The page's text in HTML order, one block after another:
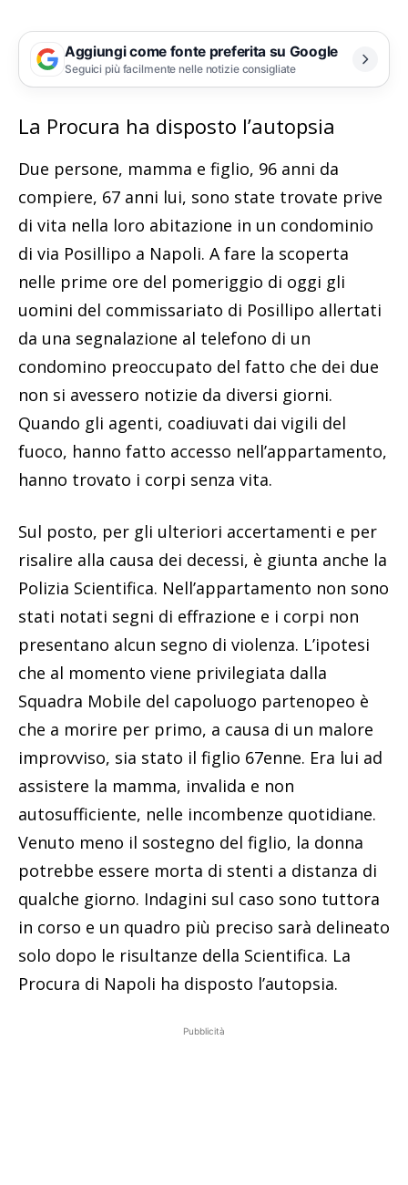
Aggiungi come fonte preferita su Google
Seguici più facilmente nelle notizie consigliate
La Procura ha disposto l’autopsia
Due persone, mamma e figlio, 96 anni da
compiere, 67 anni lui, sono state trovate prive
di vita nella loro abitazione in un condominio
di via Posillipo a Napoli. A fare la scoperta
nelle prime ore del pomeriggio di oggi gli
uomini del commissariato di Posillipo allertati
da una segnalazione al telefono di un
condomino preoccupato del fatto che dei due
non si avessero notizie da diversi giorni.
Quando gli agenti, coadiuvati dai vigili del
fuoco, hanno fatto accesso nell’appartamento,
hanno trovato i corpi senza vita.
Sul posto, per gli ulteriori accertamenti e per
risalire alla causa dei decessi, è giunta anche la
Polizia Scientifica. Nell’appartamento non sono
stati notati segni di effrazione e i corpi non
presentano alcun segno di violenza. L’ipotesi
che al momento viene privilegiata dalla
Squadra Mobile del capoluogo partenopeo è
che a morire per primo, a causa di un malore
improvviso, sia stato il figlio 67enne. Era lui ad
assistere la mamma, invalida e non
autosufficiente, nelle incombenze quotidiane.
Venuto meno il sostegno del figlio, la donna
potrebbe essere morta di stenti a distanza di
qualche giorno. Indagini sul caso sono tuttora
in corso e un quadro più preciso sarà delineato
solo dopo le risultanze della Scientifica. La
Procura di Napoli ha disposto l’autopsia.
Pubblicità